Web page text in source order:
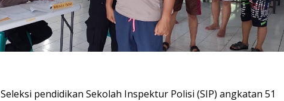
Seleksi pendidikan Sekolah Inspektur Polisi (SIP) angkatan 51